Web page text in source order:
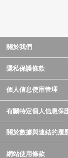
關於我們
隱私保護條款
個人信息使用管理
有關特定個人信息保
關於數據與連結的履
網站使用條款